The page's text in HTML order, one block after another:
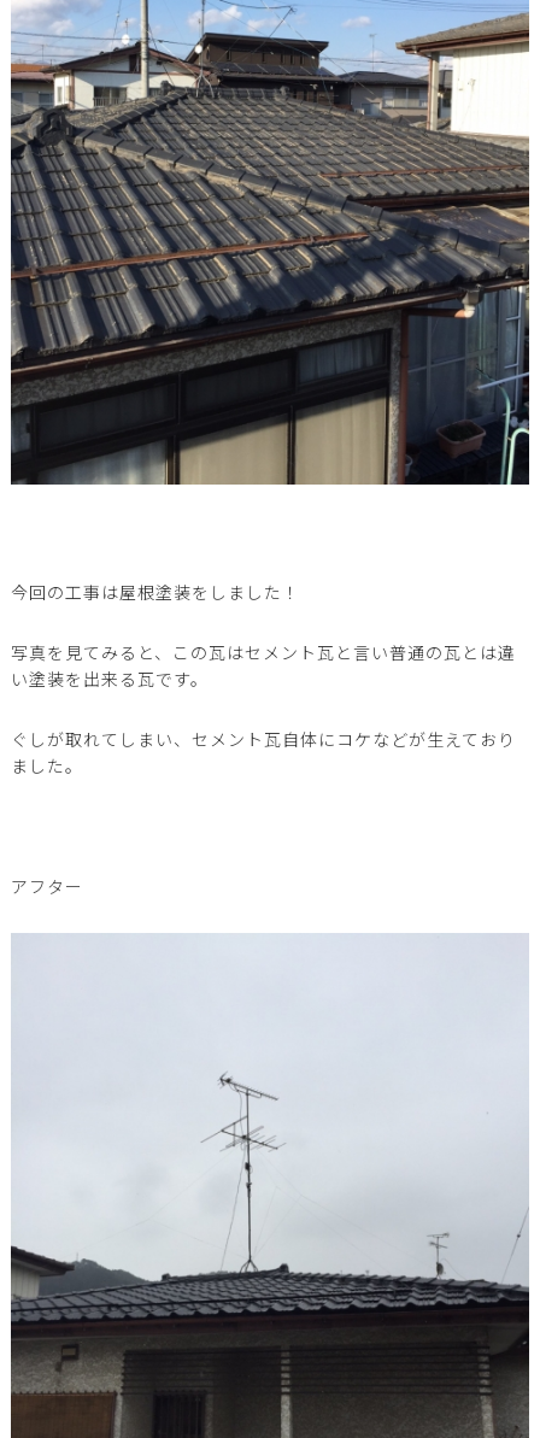
今回の工事は屋根塗装をしました！
写真を見てみると、この瓦はセメント瓦と言い普通の瓦とは違
い塗装を出来る瓦です。
ぐしが取れてしまい、セメント瓦自体にコケなどが生えており
ました。
アフター